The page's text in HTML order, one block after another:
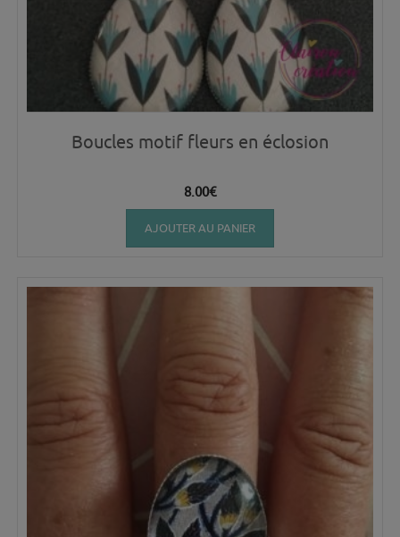
Boucles motif fleurs en éclosion
8.00€
AJOUTER AU PANIER